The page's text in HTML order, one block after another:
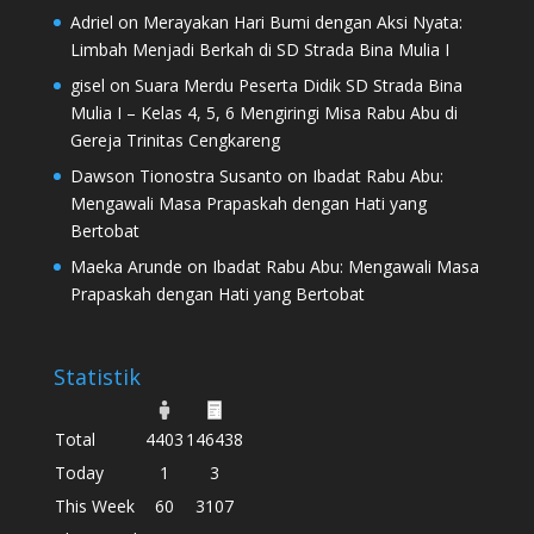
Adriel on Merayakan Hari Bumi dengan Aksi Nyata:
Limbah Menjadi Berkah di SD Strada Bina Mulia I
gisel on Suara Merdu Peserta Didik SD Strada Bina
Mulia I – Kelas 4, 5, 6 Mengiringi Misa Rabu Abu di
Gereja Trinitas Cengkareng
Dawson Tionostra Susanto on Ibadat Rabu Abu:
Mengawali Masa Prapaskah dengan Hati yang
Bertobat
Maeka Arunde on Ibadat Rabu Abu: Mengawali Masa
Prapaskah dengan Hati yang Bertobat
Statistik
Total 4403 146438
Today
1
3
This Week
60
3107